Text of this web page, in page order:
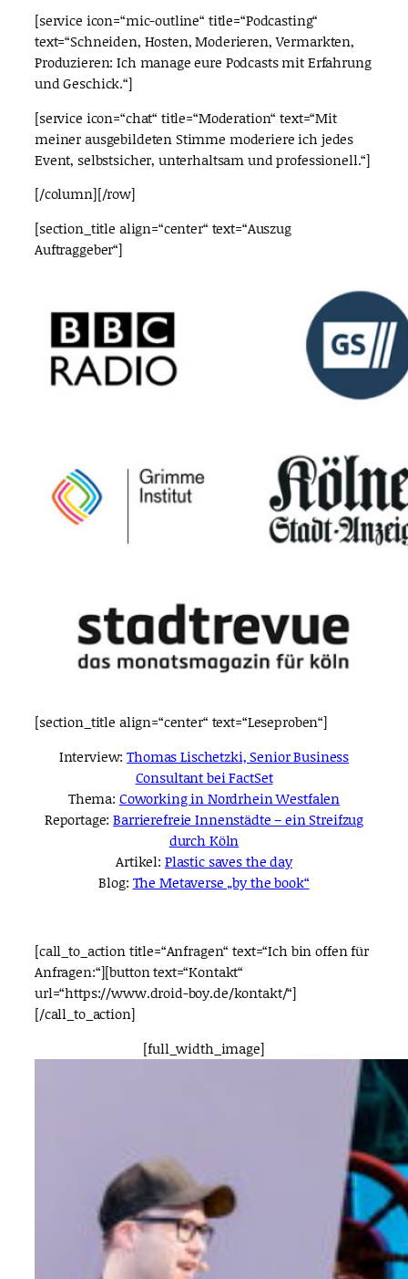
[service icon=“mic-outline“ title=“Podcasting“
text=“Schneiden, Hosten, Moderieren, Vermarkten,
Produzieren: Ich manage eure Podcasts mit Erfahrung
und Geschick.“]
[service icon=“chat“ title=“Moderation“ text=“Mit
meiner ausgebildeten Stimme moderiere ich jedes
Event, selbstsicher, unterhaltsam und professionell.“]
[/column][/row]
[section_title align=“center“ text=“Auszug
Auftraggeber“]
[section_title align=“center“ text=“Leseproben“]
Interview:Thomas Lischetzki, Senior Business
Consultant bei FactSet
Thema: Coworking in Nordrhein Westfalen
Reportage:Barrierefreie Innenstädte – ein Streifzug
durch Köln
Artikel: Plastic saves the day
Blog: The Metaverse „by the book“
[call_to_action title=“Anfragen“ text=“Ich bin offen für
Anfragen:“][button text=“Kontakt“
url=“https://www.droid-boy.de/kontakt/“]
[/call_to_action]
[full_width_image]